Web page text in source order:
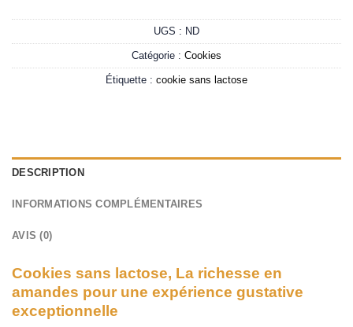
UGS : ND
Catégorie : Cookies
Étiquette : cookie sans lactose
DESCRIPTION
INFORMATIONS COMPLÉMENTAIRES
AVIS (0)
Cookies sans lactose, La richesse en
amandes pour une expérience gustative
exceptionnelle